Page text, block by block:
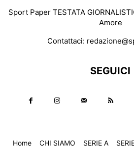
Sport Paper TESTATA
Amore
Contattaci:
SEGUICI
Home CHI SIAMO SERIE A